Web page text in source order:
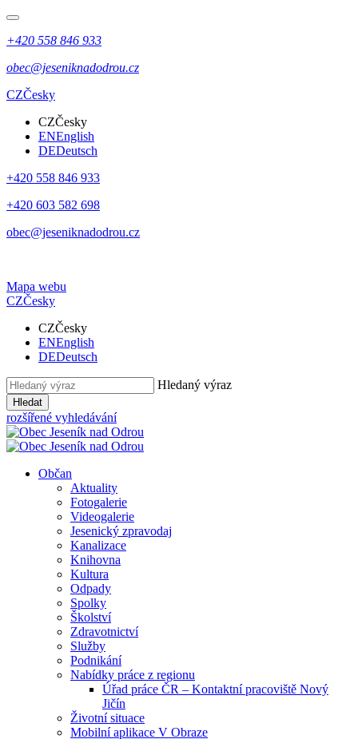
+420 558 846 933
obec@jeseniknadodrou.cz
CZČesky
CZČesky
ENEnglish
DEDeutsch
+420 558 846 933
+420 603 582 698
obec@jeseniknadodrou.cz
Mapa webu
CZČesky
CZČesky
ENEnglish
DEDeutsch
Hledaný výraz
Hledat
rozšířené vyhledávání
Občan
Aktuality
Fotogalerie
Videogalerie
Jesenický zpravodaj
Kanalizace
Knihovna
Kultura
Odpady
Spolky
Školství
Zdravotnictví
Služby
Podnikání
Nabídky práce z regionu
Úřad práce ČR – Kontaktní pracoviště Nový
Jičín
Životní situace
Mobilní aplikace V Obraze